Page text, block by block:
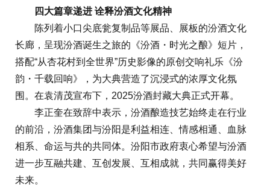
四大篇章递进 诠释汾酒文化精神
陈列着小口尖底瓮复制品等展品、展板的汾酒文化
长廊，呈现汾酒诞生之旅的《汾酒・时光之酿》短片，
搭配“从杏花村到全世界”历史影像的原创交响礼乐《汾
韵・千载回响》，为大典营造了沉浸式的浓厚文化氛
围。在袁清茂宣布下，2025汾酒封藏大典正式开幕。
李正奎在致辞中表示，汾酒酿造技艺始终走在行业
的前沿，汾酒集团与汾阳是利益相连、情感相通、血脉
相系、命运与共的共同体。汾阳市政府衷心希望与汾酒
进一步互融共建、互创发展、互相成就，共同赢得美好
未来。